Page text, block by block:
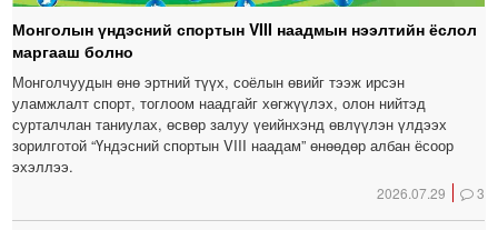
Монголын үндэсний спортын VIII наадмын нээлтийн ёслол
маргааш болно
Монголчуудын өнө эртний түүх, соёлын өвийг тээж ирсэн
уламжлалт спорт, тоглоом наадгайг хөгжүүлэх, олон нийтэд
сурталчлан таниулах, өсвөр залуу үеийнхэнд өвлүүлэн үлдээх
зорилготой “Үндэсний спортын VIII наадам” өнөөдөр албан ёсоор
эхэллээ.
2026.07.29 3